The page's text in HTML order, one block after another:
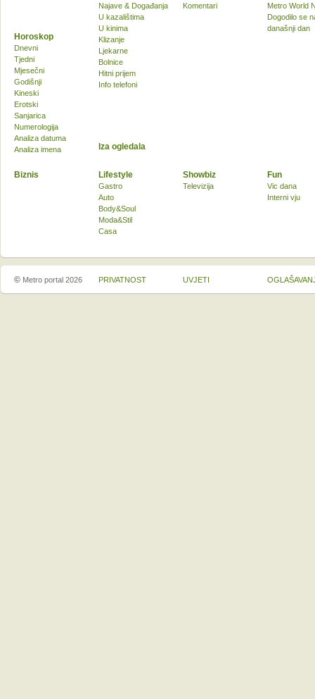
Najave & Događanja
U kazalištima
U kinima
Klizanje
Ljekarne
Bolnice
Hitni prijem
Info telefoni
Komentari
Metro World
Dogodilo se
današnji dan
Biznis Lifestyle
Gastro
Auto
Body&Soul
Moda&Stil
Casa
Showbiz
Televizija
Fun
Vic dana
Interni vju
Horoskop
Dnevni
Tjedni
Mjesečni
Godišnji
Kineski
Erotski
Sanjarica
Numerologija
Analiza datuma
Analiza imena
Iza ogledala
© Metro portal 2026 PRIVATNOST UVJETI